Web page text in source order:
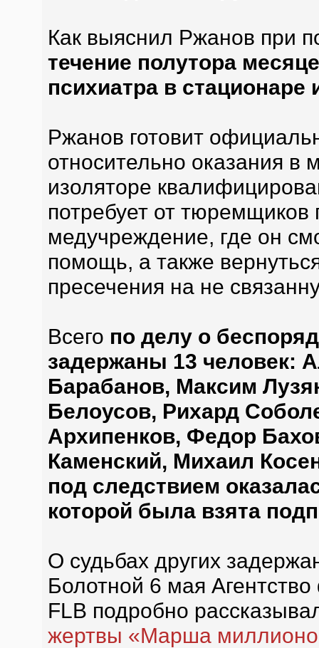
Как выяснил Ржанов при
течение полутора
психиатра в стационаре
Ржанов готовит
относительно оказания
изоляторе
потребует от тюремщиков
медучреждение, где он
помощь, а также
пресечения на не
Всего по делу о
задержаны 13 человек:
Барабанов, Максим
Белоусов, Рихард
Архипенков, Федор
Каменский, Михаил
под следствием
которой была взята
О судьбах других
Болотной 6 мая
FLB подробно
жертвы «Марша